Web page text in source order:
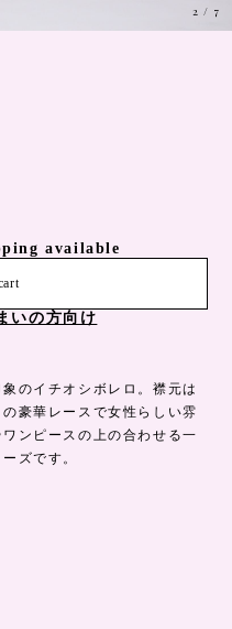
3 / 7
available
いの方向け
のイチオシボレロ。襟元は
豪華レースで女性らしい雰
ンピースの上の合わせる一
ズです。